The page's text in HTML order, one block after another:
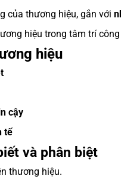
của thương hiệu, gắn với
hiệu trong tâm trí
hiệu
cậy
tế
và phân biệt
thương hiệu.